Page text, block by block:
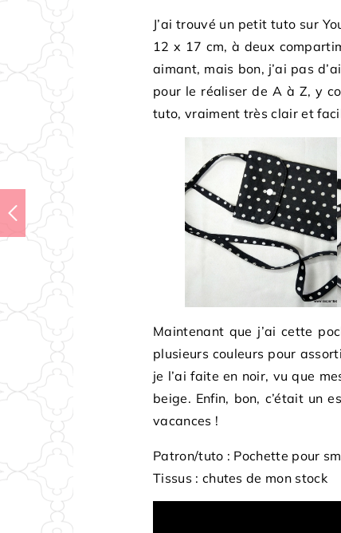
J’ai trouvé un petit tuto sur
12 x 17 cm, à deux
aimant, mais bon, j’ai pas
pour le réaliser de A à Z, y
tuto, vraiment très clair et
Maintenant que j’ai cette
plusieurs couleurs pour
je l’ai faite en noir, vu que
beige. Enfin, bon, c’était un
vacances !
Patron/tuto : Pochette pour
Tissus : chutes de mon stock